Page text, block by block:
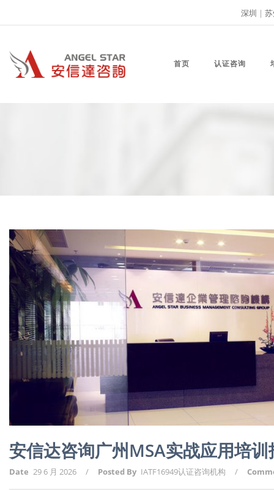
深圳 |
首页 认证咨询
安信达咨询广州MSA实战应用培
Date 29 6 月 2026 / Posted By IATF16949认证咨询机构 /